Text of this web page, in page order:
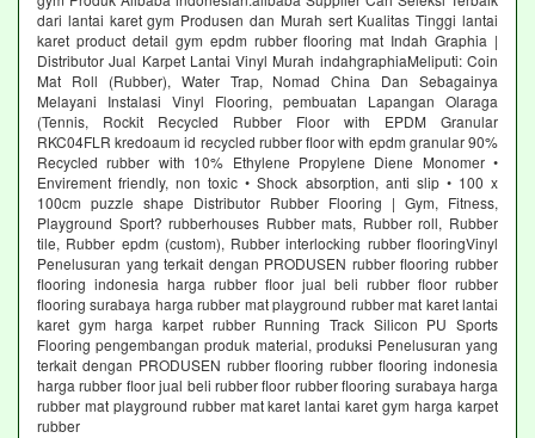
dari lantai karet gym Produsen dan Murah sert Kualitas Tinggi lantai
karet product detail gym epdm rubber flooring mat Indah Graphia |
Distributor Jual Karpet Lantai Vinyl Murah indahgraphiaMeliputi: Coin
Mat Roll (Rubber), Water Trap, Nomad China Dan Sebagainya
Melayani Instalasi Vinyl Flooring, pembuatan Lapangan Olaraga
(Tennis, Rockit Recycled Rubber Floor with EPDM Granular
RKC04FLR kredoaum id recycled rubber floor with epdm granular 90%
Recycled rubber with 10% Ethylene Propylene Diene Monomer •
Envirement friendly, non toxic • Shock absorption, anti slip • 100 x
100cm puzzle shape Distributor Rubber Flooring | Gym, Fitness,
Playground Sport? rubberhouses Rubber mats, Rubber roll, Rubber
tile, Rubber epdm (custom), Rubber interlocking rubber flooringVinyl
Penelusuran yang terkait dengan PRODUSEN rubber flooring rubber
flooring indonesia harga rubber floor jual beli rubber floor rubber
flooring surabaya harga rubber mat playground rubber mat karet lantai
karet gym harga karpet rubber Running Track Silicon PU Sports
Flooring pengembangan produk material, produksi Penelusuran yang
terkait dengan PRODUSEN rubber flooring rubber flooring indonesia
harga rubber floor jual beli rubber floor rubber flooring surabaya harga
rubber mat playground rubber mat karet lantai karet gym harga karpet
rubber